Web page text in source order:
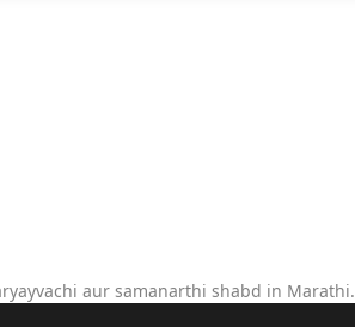
aur samanarthi shabd in Marathi.